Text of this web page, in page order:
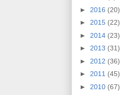
► 2016 (20)
► 2015 (22)
► 2014 (23)
► 2013 (31)
► 2012 (36)
► 2011 (45)
► 2010 (67)